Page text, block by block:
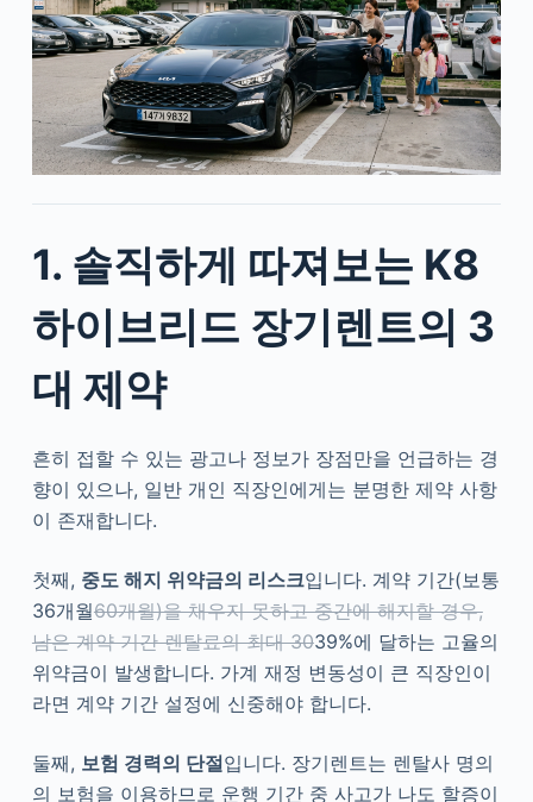
1. 솔직하게 따져보는 K8
하이브리드 장기렌트의 3
대 제약
흔히 접할 수 있는 광고나 정보가 장점만을 언급하는 경
향이 있으나, 일반 개인 직장인에게는 분명한 제약 사항
이 존재합니다.
첫째, 중도 해지 위약금의 리스크입니다. 계약 기간(보통
36개월60개월)을 채우지 못하고 중간에 해지할 경우,
남은 계약 기간 렌탈료의 최대 3039%에 달하는 고율의
위약금이 발생합니다. 가계 재정 변동성이 큰 직장인이
라면 계약 기간 설정에 신중해야 합니다.
둘째, 보험 경력의 단절입니다. 장기렌트는 렌탈사 명의
의 보험을 이용하므로 운행 기간 중 사고가 나도 할증이